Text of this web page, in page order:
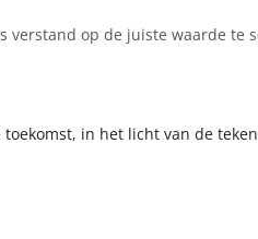
verstand op de juiste waarde te
in het licht van de